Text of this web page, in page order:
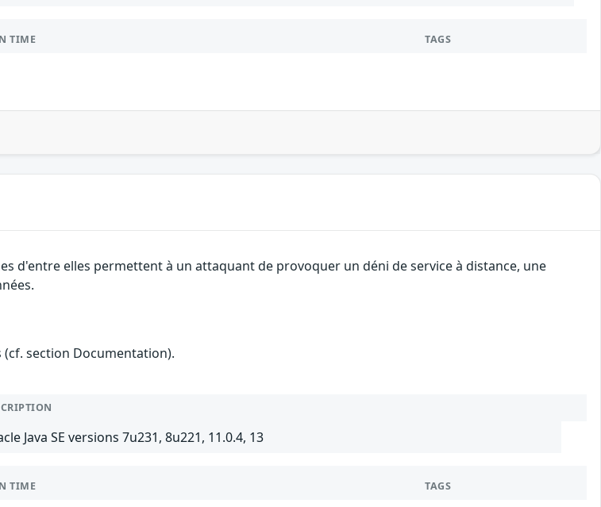
TIME TAGS
d'entre elles permettent à un attaquant de provoquer un déni de service à distance, une
section Documentation).
Java SE versions 7u231, 8u221, 11.0.4, 13
TIME TAGS